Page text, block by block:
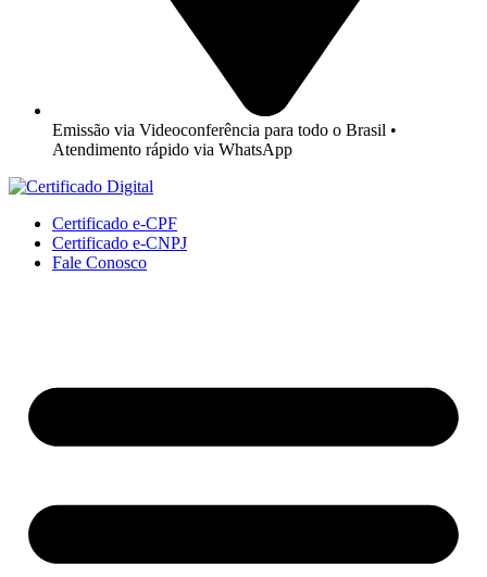
Emissão via Videoconferência para todo o Brasil •
Atendimento rápido via WhatsApp
Certificado e-CPF
Certificado e-CNPJ
Fale Conosco